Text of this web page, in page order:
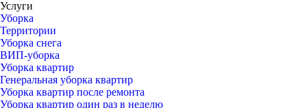
Услуги
Уборка
Территории
Уборка снега
ВИП-уборка
Уборка квартир
Генеральная уборка квартир
Уборка квартир после ремонта
Уборка квартир один раз в неделю